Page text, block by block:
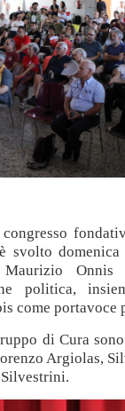
svolto
Maurizio
politica,
come
di Cura
Argiolas,